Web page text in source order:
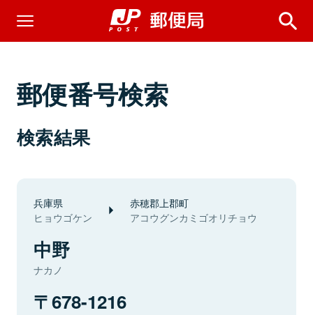
郵便番号検索
検索結果
兵庫県
ヒョウゴケン
赤穂郡上郡町
アコウグンカミゴオリチョウ
中野
ナカノ
678-1216